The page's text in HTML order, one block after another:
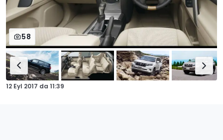
58
12 Eyl 2017 da 11:39